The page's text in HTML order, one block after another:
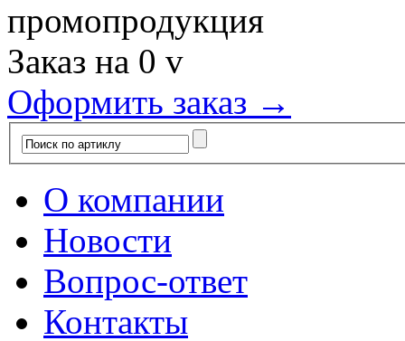
промопродукция
Заказ на 0 v
Оформить заказ →
О компании
Новости
Вопрос-ответ
Контакты